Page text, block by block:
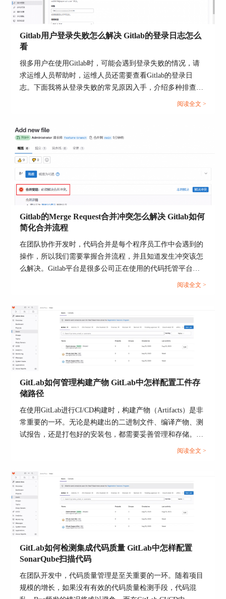
权限。
4.系统问题：有时，Gitlab服务器可能会遇到暂时
性问题。尝试稍后再试，或者联系技术支持团队。
三、gitlab怎么加入项目？
加入Gitlab项目是团队成员开始协作的重要步骤，
以下是加入项目的详细方法：
1.接受邀请：项目管理员可以通过Gitlab向团队成
员发送邀请。接受邀请后，成员将自动加入项目。
2.请求访问权限：如果没有收到邀请，可以通过
Gitlab项目页面的“请求访问”按钮向项目管理员发
送访问请求。管理员批准后，即可加入项目。
3.直接添加：项目管理员还可以直接在项目设置中
效的协作环境。通过正确使用合并请求、解决合并
pending问题以及加入项目，团队成员可以更好地协
作，提高开发效率。
总结起来，本文详细介绍了“gitlab合并请求怎么用
的？gitlab合并一直处于pending怎么解决gitlab怎么
加入项目？”这三个方面的内容。希望这些信息能
够帮助您更好地使用Gitlab进行团队协作和代码管
Gitlab用户登录失败怎么解决 Gitlab的登录日志怎么
看
很多用户在使用Gitlab时，可能会遇到登录失败的情况，请
求运维人员帮助时，运维人员还需要查看Gitlab的登录日
志。下面我将从登录失败的常见原因入手，介绍多种排查与
解决方案，并讲解如何查看和分析Gitlab的登录日志，帮助
阅读全文 >
Gitlab的Merge Request合并冲突怎么解决 Gitlab如何
简化合并流程
在团队协作开发时，代码合并是每个程序员工作中会遇到的
操作，所以我们需要掌握合并流程，并且知道发生冲突该怎
么解决。Gitlab平台是很多公司正在使用的代码托管平台，
该平台支持Merge Request（合并请求），并且为代码审查与
合并冲突的情况，如何高效解决冲突并优化合并流程呢？本
文将为大家介绍Gitlab的Merge Request合并冲突怎么解决，
Gitlab如何简化合并流程的相关内容。...
阅读全文 >
GitLab如何管理构建产物 GitLab中怎样配置工件存
储路径
在使用GitLab进行CI/CD构建时，构建产物（Artifacts）是非
常重要的一环。无论是构建出的二进制文件、编译产物、测
试报告，还是打包好的安装包，都需要妥善管理和存储。要
是不对构建产物进行统一管理，时间久了文件散落各处，不
带大家详细了解一下。...
阅读全文 >
GitLab如何检测集成代码质量 GitLab中怎样配置
SonarQube扫描代码
在团队开发中，代码质量管理是至关重要的一环。随着项目
规模的增长，如果没有有效的代码质量检测手段，代码混